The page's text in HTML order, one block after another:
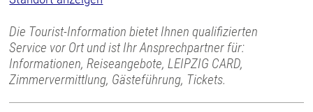
Die Tourist-Information bietet Ihnen qualifizierten
Service vor Ort und ist Ihr Ansprechpartner für:
Informationen, Reiseangebote, LEIPZIG CARD,
Zimmervermittlung, Gästeführung, Tickets.